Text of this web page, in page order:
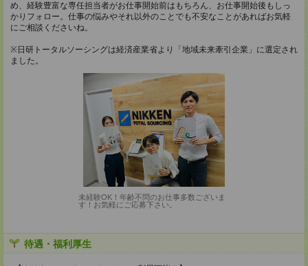
め、経験豊富な専任担当者がお仕事開始前はもちろん、お仕事開始後もしっ
かりフォロー。仕事の悩みやそれ以外のことでも不安なことがあればお気軽
にご相談くださいね。
※日研トータルソーシングは経済産業省より「地域未来牽引企業」に選定され
ました。
未経験OK！年齢不問のお仕事多数ございま
す！お気軽にご応募下さい。
待遇・福利厚生